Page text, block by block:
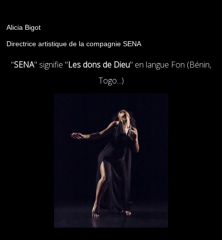
Alicia Bigot
Directrice artistique de la compagnie SENA
"SENA" signifie "Les dons de Dieu" en langue Fon (Bénin,
Togo...)